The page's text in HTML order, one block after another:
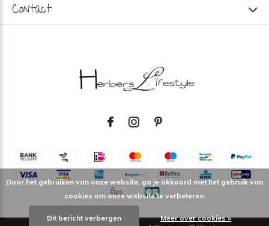
Contact
Door het gebruiken van onze website, ga je akkoord met het gebruik van
cookies om onze website te verbeteren.
Dit bericht verbergen Meer over cookies »